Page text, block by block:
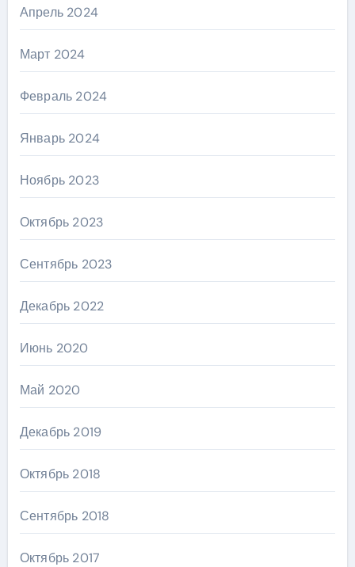
Апрель 2024
Март 2024
Февраль 2024
Январь 2024
Ноябрь 2023
Октябрь 2023
Сентябрь 2023
Декабрь 2022
Июнь 2020
Май 2020
Декабрь 2019
Октябрь 2018
Сентябрь 2018
Октябрь 2017